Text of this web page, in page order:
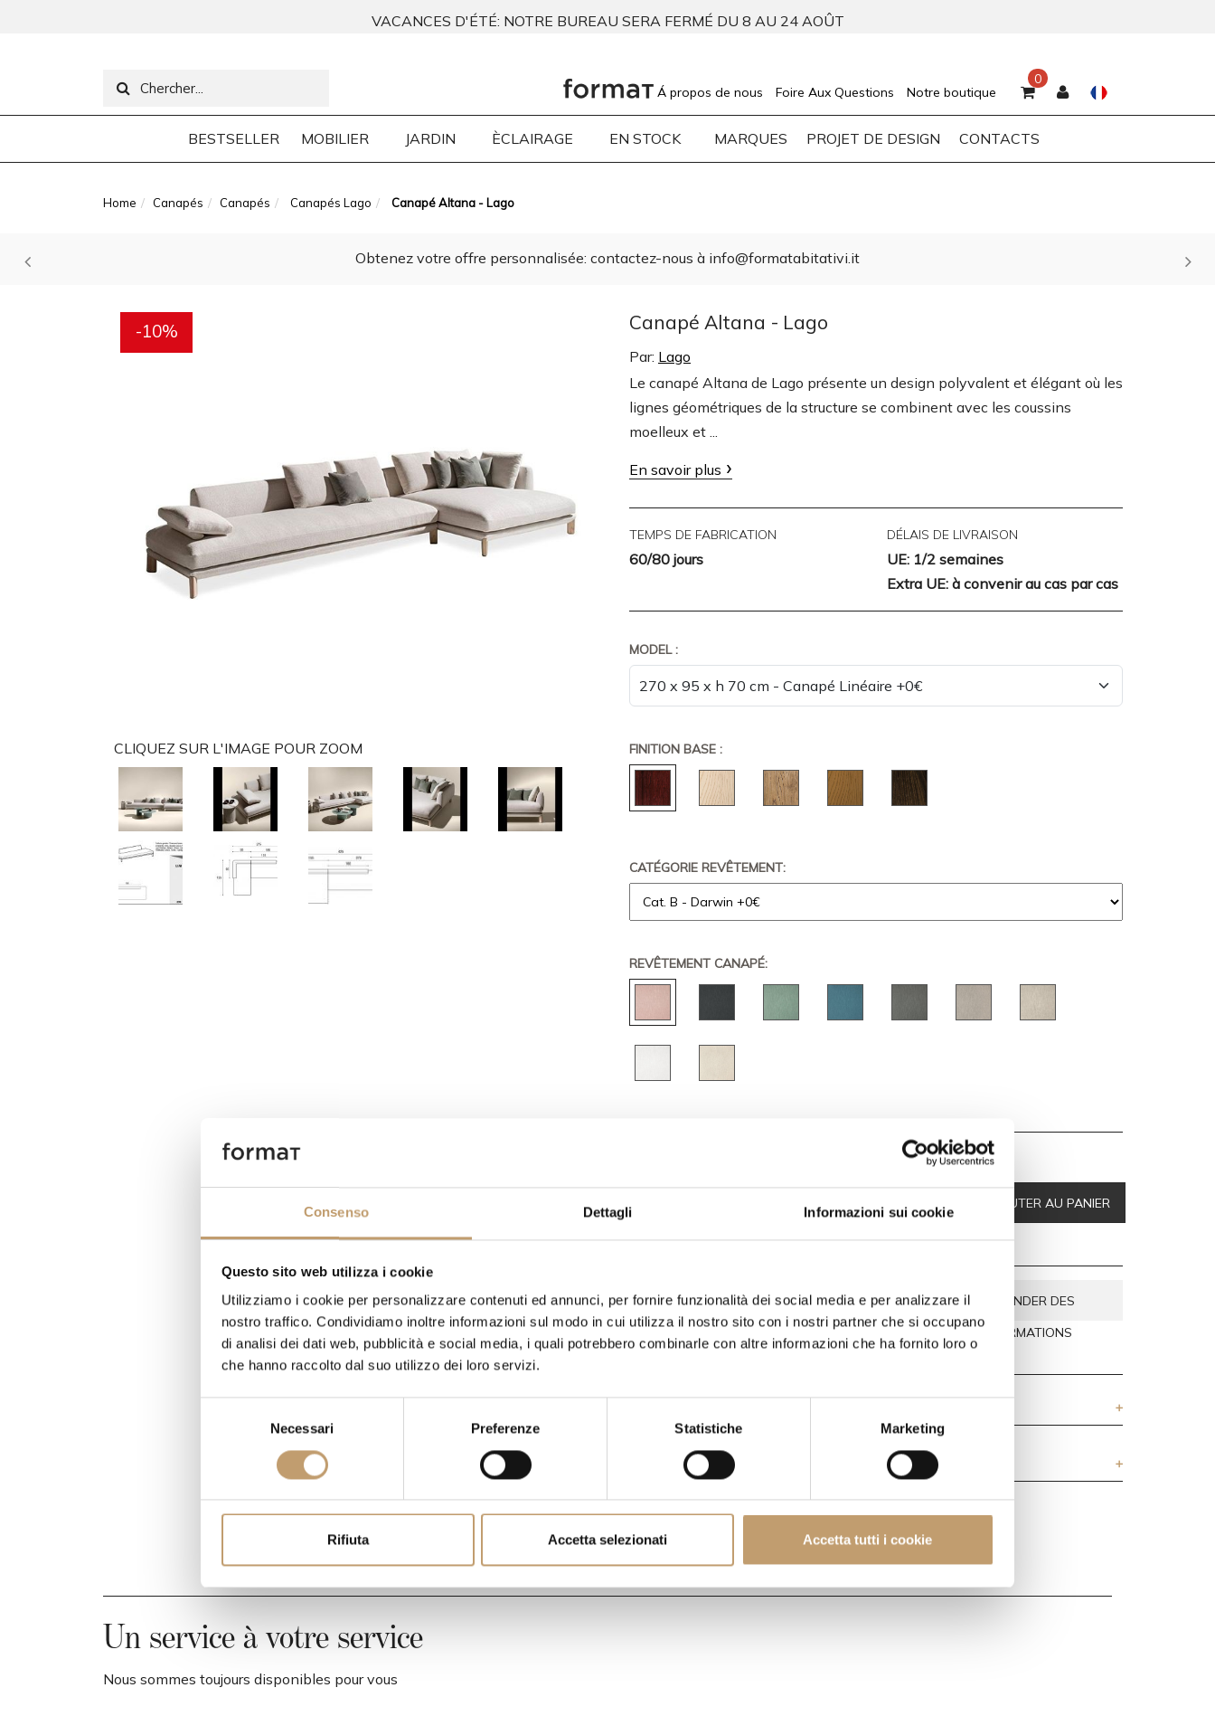
Consenso Dettagli Informazioni sui cookie
Questo sito web utilizza i cookie
Utilizziamo i cookie per personalizzare contenuti ed annunci, per fornire funzionalità dei social media e per analizzare il
nostro traffico. Condividiamo inoltre informazioni sul modo in cui utilizza il nostro sito con i nostri partner che si occupano
di analisi dei dati web, pubblicità e social media, i quali potrebbero combinarle con altre informazioni che ha fornito loro o
che hanno raccolto dal suo utilizzo dei loro servizi.
e
e
l
o
Necessari Preferenze Statistiche Marketing
Rifiuta Accetta selezionati Accetta tutti i cookie
VACANCES D'ÉTÉ: NOTRE BUREAU SERA FERMÉ DU 8 AU 24 AOÛT
0
Á propos de nous Foire Aux Questions Notre boutique
BESTSELLER MOBILIER JARDIN ÈCLAIRAGE EN STOCK MARQUES PROJET DE DESIGN CONTACTS
Home Canapés Canapés Canapés Lago Canapé Altana - Lago
Obtenez votre offre personnalisée: contactez-nous à info@formatabitativi.it
-10%
CLIQUEZ SUR L'IMAGE POUR ZOOM
Canapé Altana - Lago
Par: Lago
Le canapé Altana de Lago présente un design polyvalent et élégant où les
lignes géométriques de la structure se combinent avec les coussins
moelleux et ...
En savoir plus
TEMPS DE FABRICATION
60/80 jours
DÉLAIS DE LIVRAISON
UE: 1/2 semaines
Extra UE: à convenir au cas par cas
MODEL :
FINITION BASE :
CATÉGORIE REVÊTEMENT:
REVÊTEMENT CANAPÉ:
€ 7.378,00
€ 6.640,00 AJOUTER AU PANIER
AVEZ-VOUS DES QUESTIONS SUR CETTE
PIÈCE? NOUS RÉPONDONS À TOUS VOS
DOUTES
DEMANDER DES
INFORMATIONS
CONTACTS
Un service à votre service
Nous sommes toujours disponibles pour vous